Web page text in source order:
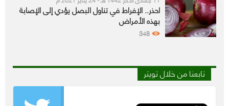
احذر.. الإفراط في تناول البصل يؤدي إلى الإصابة
بهذه الأمراض
348
تابعنا من خلال تويتر